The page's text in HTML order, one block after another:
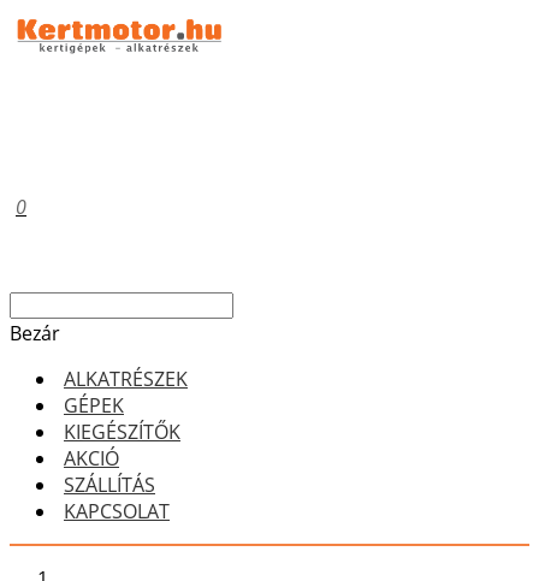
0
Bezár
ALKATRÉSZEK
GÉPEK
KIEGÉSZÍTŐK
AKCIÓ
SZÁLLÍTÁS
KAPCSOLAT